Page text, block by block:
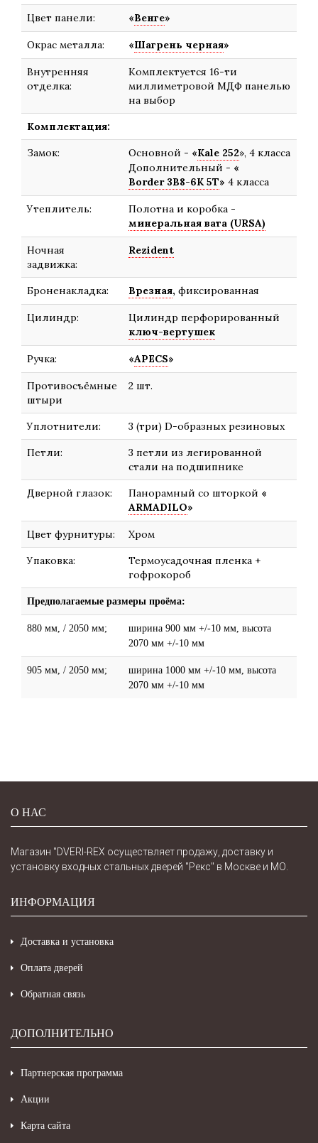
Цвет панели: «Венге»
Окрас металла: «Шагрень черная»
Внутренняя
отделка:
Комплектуется 16-ти
миллиметровой МДФ панелью
на выбор
Комплектация:
Замок: Основной - «Kale 252», 4 класса
Дополнительный - «
Border 3В8-6К 5Т» 4 класса
Утеплитель: Полотна и коробка -
минеральная вата (URSA)
Ночная
задвижка:
Rezident
Броненакладка: Врезная, фиксированная
Цилиндр:
Цилиндр перфорированный
ключ-вертушек
Ручка: «APECS»
Противосъёмные
штыри
2 шт.
Уплотнители: 3 (три) D-образных резиновых
Петли:
3 петли из легированной
стали на подшипнике
Дверной глазок: Панорамный со шторкой «
ARMADILO»
Цвет фурнитуры: Хром
Упаковка:
Термоусадочная пленка +
гофрокороб
Предполагаемые размеры проёма:
880 мм, / 2050 мм;
ширина 900 мм +/-10 мм, высота
2070 мм +/-10 мм
905 мм, / 2050 мм;
ширина 1000 мм +/-10 мм, высота
2070 мм +/-10 мм
О НАС
Магазин "DVERI-REX осуществляет продажу, доставку и
установку входных стальных дверей "Рекс" в Москве и МО.
ИНФОРМАЦИЯ
Доставка и установка
Оплата дверей
Обратная связь
ДОПОЛНИТЕЛЬНО
Партнерская программа
Акции
Карта сайта